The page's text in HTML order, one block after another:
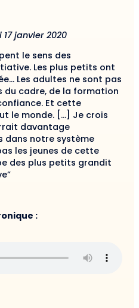
janvier 2020
le sens des
Les plus petits ont
Les adultes ne sont pas
du cadre, de la formation
Et cette
le monde. […] Je crois
davantage
dans notre système
les jeunes de cette
des plus petits grandit
: